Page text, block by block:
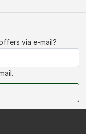
via e-mail?